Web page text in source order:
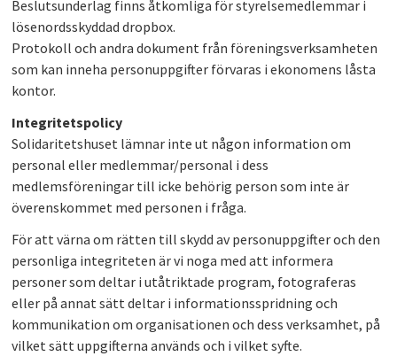
Beslutsunderlag finns åtkomliga för styrelsemedlemmar i
lösenordsskyddad dropbox.
Protokoll och andra dokument från föreningsverksamheten
som kan inneha personuppgifter förvaras i ekonomens låsta
kontor.
Integritetspolicy
Solidaritetshuset lämnar inte ut någon information om
personal eller medlemmar/personal i dess
medlemsföreningar till icke behörig person som inte är
överenskommet med personen i fråga.
För att värna om rätten till skydd av personuppgifter och den
personliga integriteten är vi noga med att informera
personer som deltar i utåtriktade program, fotograferas
eller på annat sätt deltar i informationsspridning och
kommunikation om organisationen och dess verksamhet, på
vilket sätt uppgifterna används och i vilket syfte.